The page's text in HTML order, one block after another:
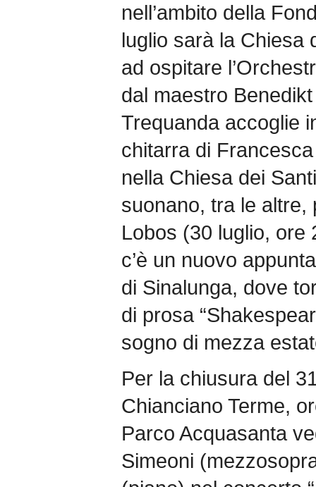
nell’ambito della
luglio sarà la Chiesa
ad ospitare
dal maestro
Trequanda accoglie
chitarra di
nella Chiesa dei
suonano, tra le altre,
Lobos (30 luglio, ore
c’è un nuovo
di Sinalunga, dove
di prosa
sogno di mezza
Per la chiusura del
Chianciano Terme,
Parco Acquasanta
Simeoni